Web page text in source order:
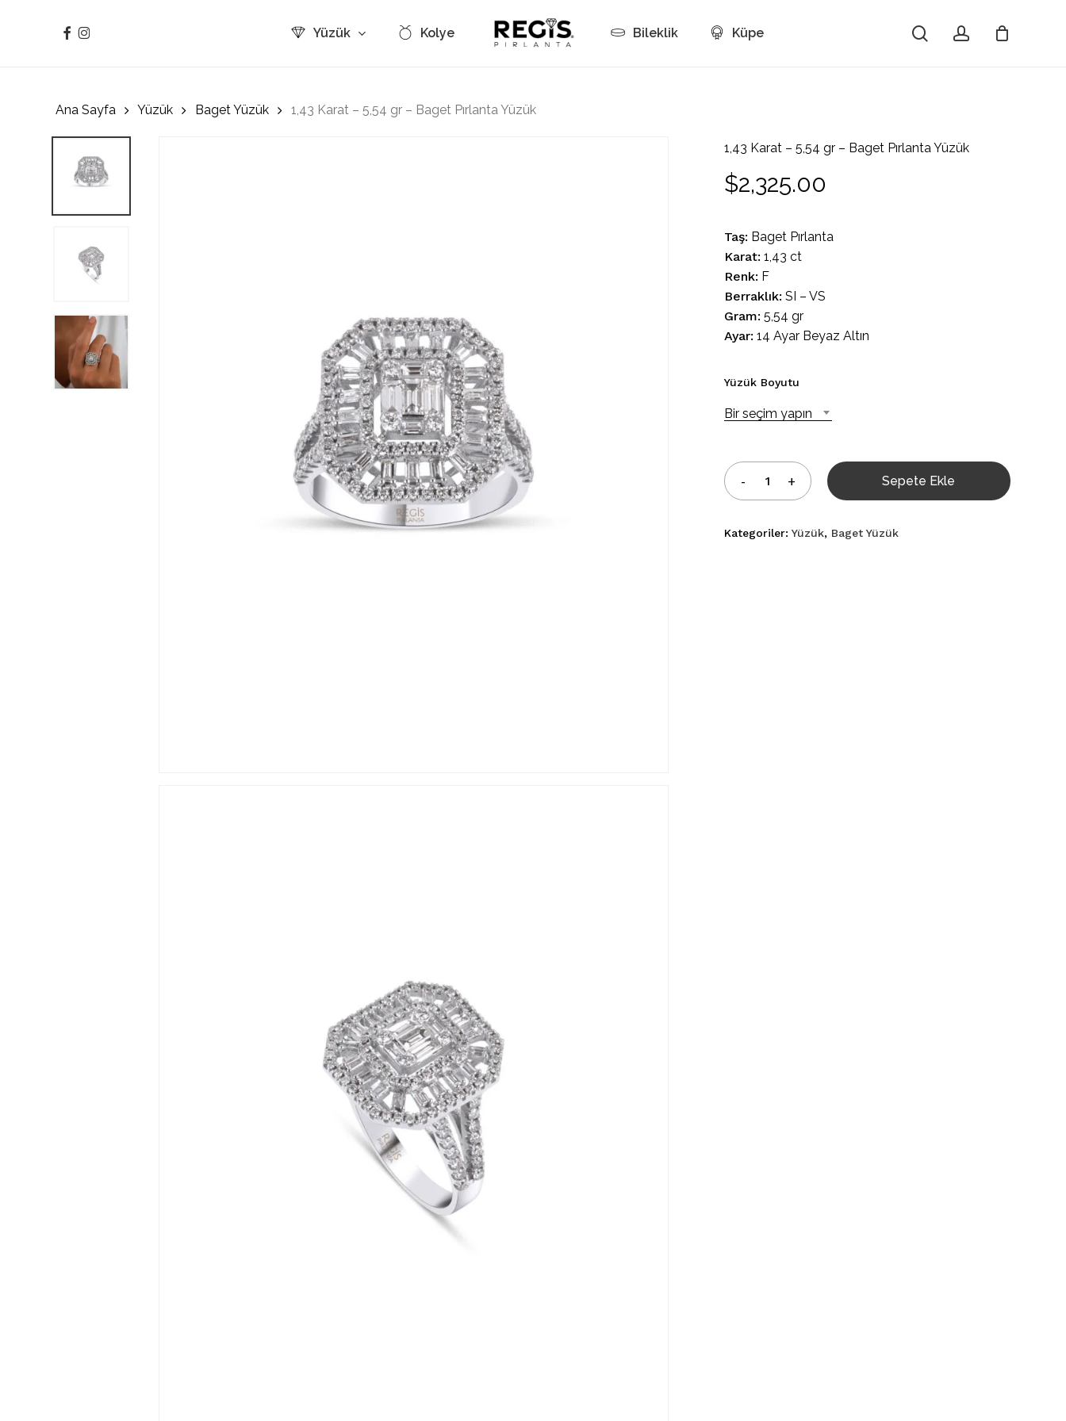
Yüzük Kolye Bileklik Küpe
facebook
instagram searchaccount
Cart
Ana Sayfa Yüzük Baget Yüzük 1,43 Karat – 5,54 gr – Baget Pırlanta Yüzük
1,43 Karat – 5,54 gr – Baget Pırlanta Yüzük
$2,325.00
Taş: Baget Pırlanta
Karat: 1,43 ct
Renk: F
Berraklık: SI – VS
Gram: 5,54 gr
Ayar: 14 Ayar Beyaz Altın
Yüzük Boyutu
Bir seçim yapın
Sepete Ekle
Kategoriler: Yüzük, Baget Yüzük